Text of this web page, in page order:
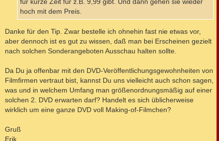
für kurze Zeit für z.B. 9,99 gibt. Und dann gehen sie wieder
hoch mit dem Preis.
Danke für den Tip. Zwar bestelle ich ohnehin fast nie etwas vor,
aber dennoch ist es gut zu wissen, daß man bei Erscheinen gezielt
nach solchen Sonderangeboten Ausschau halten sollte.
Da Du ja offenbar mit den DVD-Veröffentlichungsgewohnheiten von
Filmfirmen vertraut bist, kannst Du uns vielleicht auch schon sagen,
was und in welchem Umfang man größenordnungsmäßig auf einer
solchen 2. DVD erwarten darf? Handelt es sich üblicherweise
wirklich um eine ganze DVD voll Making-of-Filmchen?
Gruß
Erik